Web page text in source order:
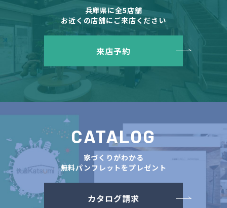
兵庫県に全5店舗
お近くの店舗にご来店ください
来店予約
CATALOG
家づくりがわかる
無料パンフレットをプレゼント
カタログ請求